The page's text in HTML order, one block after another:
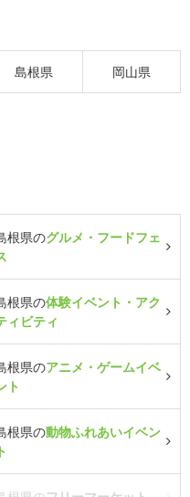
島根県 岡山県
根県のグルメ・フードフェ
根県の体験イベント・アク
ィビティ
根県のアニメ・ゲームイベ
ト
根県の動物ふれあいイベン
ト